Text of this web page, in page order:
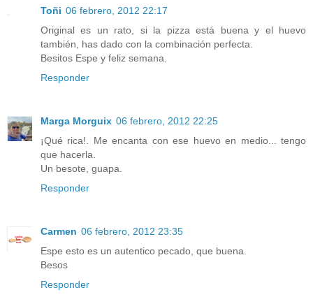
Toñi 06 febrero, 2012 22:17
Original es un rato, si la pizza está buena y el huevo
también, has dado con la combinación perfecta.
Besitos Espe y feliz semana.
Responder
Marga Morguix 06 febrero, 2012 22:25
¡Qué rica!. Me encanta con ese huevo en medio... tengo
que hacerla.
Un besote, guapa.
Responder
Carmen 06 febrero, 2012 23:35
Espe esto es un autentico pecado, que buena.
Besos
Responder